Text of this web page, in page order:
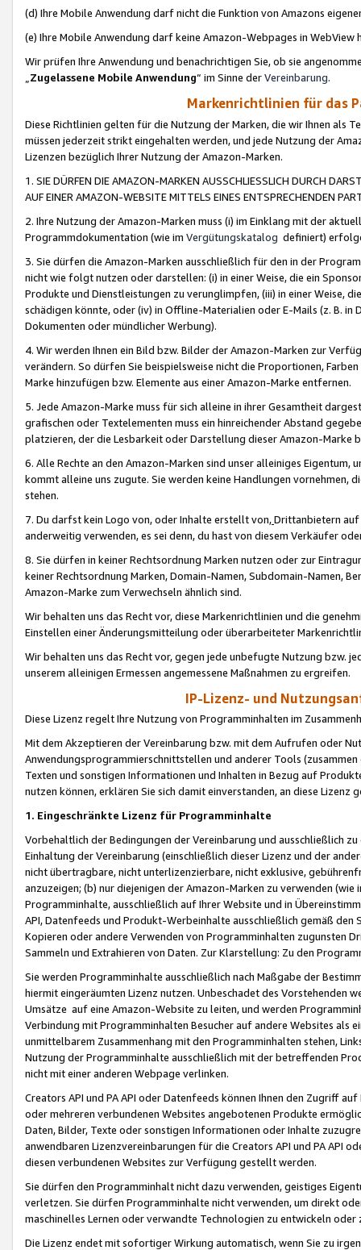
(d) Ihre Mobile Anwendung darf nicht die Funktion von Amazons
(e) Ihre Mobile Anwendung darf keine Amazon-Webpages in WebView
Wir prüfen Ihre Anwendung und benachrichtigen Sie, ob sie
„Zugelassene Mobile Anwendung“ im Sinne derVereinbarung.
Markenrichtlinien für das
Diese Richtlinien gelten für die Nutzung der Marken, die wir Ihnen als
müssen jederzeit strikt eingehalten werden, und jede Nutzung der
Lizenzen bezüglich Ihrer Nutzung der Amazon-Marken.
1. SIE DÜRFEN DIE AMAZON-MARKEN AUSSCHLIESSLICH DURCH
AUF EINER AMAZON-WEBSITE MITTELS EINES ENTSPRECHENDEN
2. Ihre Nutzung der Amazon-Marken muss (i) im Einklang mit der
Programmdokumentation (wie im Vergütungskatalog definiert)
3. Sie dürfen die Amazon-Marken ausschließlich für den in der
nicht wie folgt nutzen oder darstellen: (i) in einer Weise, die ein
Produkte und Dienstleistungen zu verunglimpfen, (iii) in einer Weise,
schädigen könnte, oder (iv) in Offline-Materialien oder E-Mails (z. B. in
Dokumenten oder mündlicher Werbung).
4. Wir werden Ihnen ein Bild bzw. Bilder der Amazon-Marken zur
verändern. So dürfen Sie beispielsweise nicht die Proportionen,
Marke hinzufügen bzw. Elemente aus einer Amazon-Marke entfernen.
5. Jede Amazon-Marke muss für sich alleine in ihrer Gesamtheit
grafischen oder Textelementen muss ein hinreichender Abstand
platzieren, der die Lesbarkeit oder Darstellung dieser Amazon-Marke
6. Alle Rechte an den Amazon-Marken sind unser alleiniges
kommt alleine uns zugute. Sie werden keine Handlungen vornehmen,
stehen.
7. Du darfst kein Logo von, oder Inhalte erstellt von,Drittanbietern auf
anderweitig verwenden, es sei denn, du hast von diesem Verkäufer
8. Sie dürfen in keiner Rechtsordnung Marken nutzen oder zur
keiner Rechtsordnung Marken, Domain-Namen, Subdomain-Namen,
Amazon-Marke zum Verwechseln ähnlich sind.
Wir behalten uns das Recht vor, diese Markenrichtlinien und die
Einstellen einer Änderungsmitteilung oder überarbeiteter
Wir behalten uns das Recht vor, gegen jede unbefugte Nutzung bzw.
unserem alleinigen Ermessen angemessene Maßnahmen zu ergreifen.
IP-Lizenz- und
Diese Lizenz regelt Ihre Nutzung von Programminhalten im
Mit dem Akzeptieren der Vereinbarung bzw. mit dem Aufrufen oder
Anwendungsprogrammierschnittstellen und anderer Tools (zusammen
Texten und sonstigen Informationen und Inhalten in Bezug auf
nutzen können, erklären Sie sich damit einverstanden, an diese Lizenz
1. Eingeschränkte Lizenz für Programminhalte
Vorbehaltlich der Bedingungen der Vereinbarung und ausschließlich
Einhaltung der Vereinbarung (einschließlich dieser Lizenz und der
nicht übertragbare, nicht unterlizenzierbare, nicht exklusive,
anzuzeigen; (b) nur diejenigen der Amazon-Marken zu verwenden
Programminhalte, ausschließlich auf Ihrer Website und in
API, Datenfeeds und Produkt-Werbeinhalte ausschließlich gemäß
Kopieren oder andere Verwenden von Programminhalten zugunsten
Sammeln und Extrahieren von Daten. Zur Klarstellung: Zu den
Sie werden Programminhalte ausschließlich nach Maßgabe der
hiermit eingeräumten Lizenz nutzen. Unbeschadet des Vorstehenden
Umsätze auf eine Amazon-Website zu leiten, und werden
Verbindung mit Programminhalten Besucher auf andere Websites als
unmittelbarem Zusammenhang mit den Programminhalten stehen,
Nutzung der Programminhalte ausschließlich mit der betreffenden
nicht mit einer anderen Webpage verlinken.
Creators API und PA API oder Datenfeeds können Ihnen den Zugriff
oder mehreren verbundenen Websites angebotenen Produkte
Daten, Bilder, Texte oder sonstigen Informationen oder Inhalte
anwendbaren Lizenzvereinbarungen für die Creators API und PA API
diesen verbundenen Websites zur Verfügung gestellt werden.
Sie dürfen den Programminhalt nicht dazu verwenden, geistiges
verletzen. Sie dürfen Programminhalte nicht verwenden, um direkt
maschinelles Lernen oder verwandte Technologien zu entwickeln
Die Lizenz endet mit sofortiger Wirkung automatisch, wenn Sie zu